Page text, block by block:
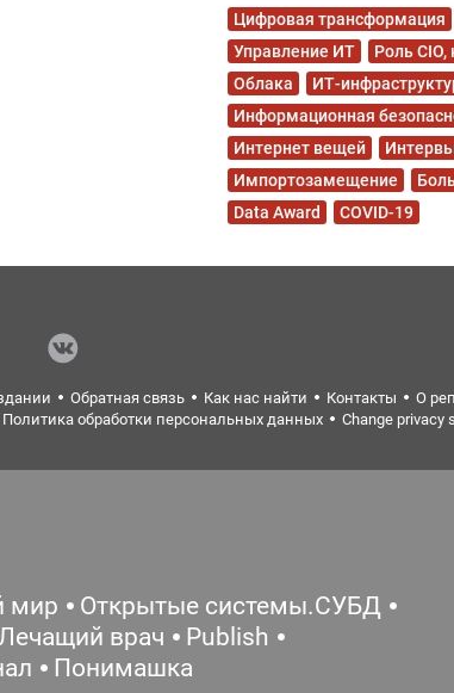
Цифровая трансформация
Управление ИТ
Роль CIO,
Облака
ИТ-
Информационная
Интернет вещей
Импортозамещение
Data Award
COVID-19
Обратная связь Как нас найти Контакты
О
Политика обработки персональных данных Change privacy
мир
Открытые системы.СУБД
врач
Publish
Понимашка